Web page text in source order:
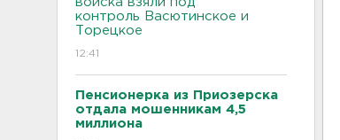
контроль Васютинское и
Торецкое
12:41
Пенсионерка из Приозерска
отдала мошенникам 4,5
миллиона